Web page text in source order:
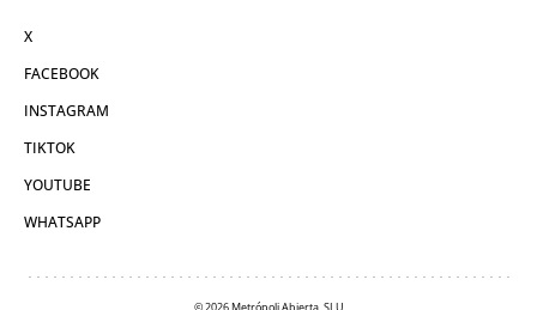
X
FACEBOOK
INSTAGRAM
TIKTOK
YOUTUBE
WHATSAPP
© 2026 Metrópoli Abierta, SLU